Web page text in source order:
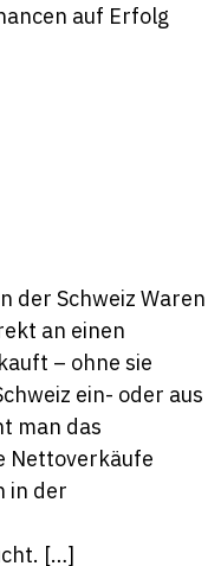
auf Erfolg
der Schweiz Waren
an einen
– ohne sie
ein- oder aus
man das
Nettoverkäufe
in der
[…]